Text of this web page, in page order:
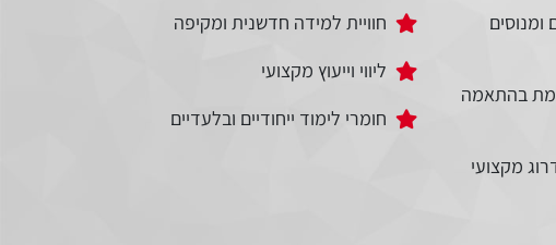
ומנוסים
בהתאמה
מקצועי
חוויית למידה חדשנית ומקיפה
ליווי וייעוץ מקצועי
חומרי לימוד ייחודיים ובלעדיים